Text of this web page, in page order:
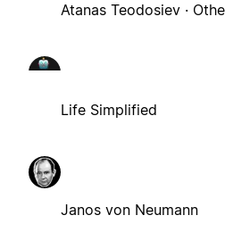
Atanas Teodosiev ·
Life Simplified
Janos von Neumann